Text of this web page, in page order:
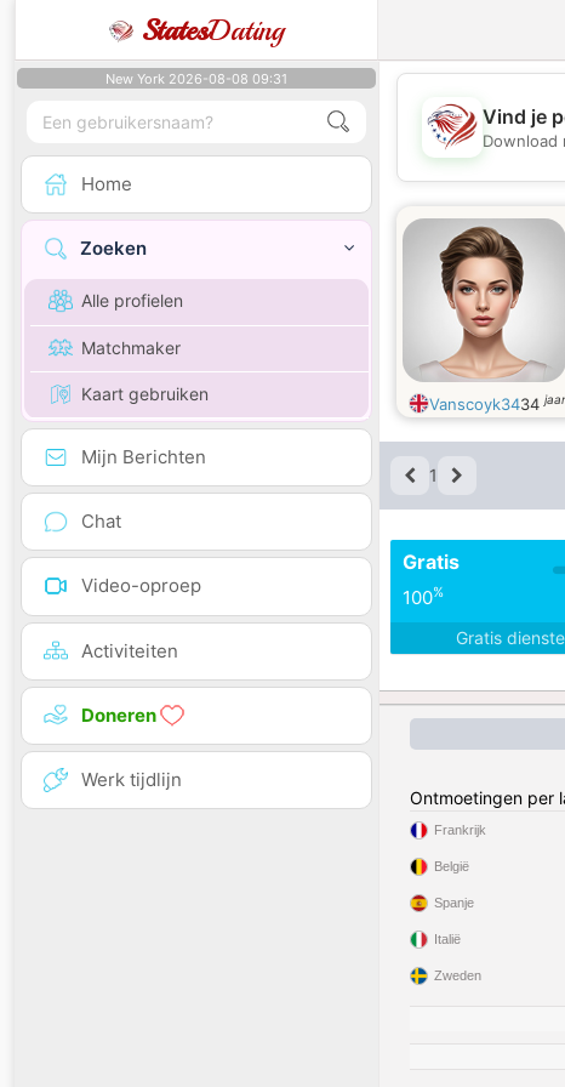
StatesDating
New York 2026-08-08 09:31
Home
Zoeken
Alle profielen
Matchmaker
Kaart gebruiken
Mijn Berichten
Chat
Video-oproep
Activiteiten
Doneren
Werk tijdlijn
Vind je
Download
Vanscoyk3434
1
Gratis
100%
Gratis
Ontmoetingen per
Frankrijk
België
Spanje
Italië
Zweden